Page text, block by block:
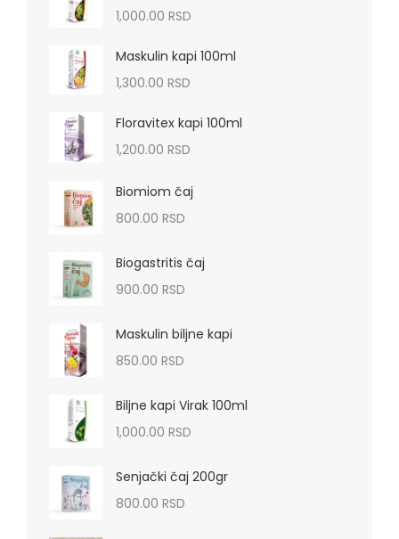
1,000.00 RSD
Maskulin kapi 100ml
1,300.00 RSD
Floravitex kapi 100ml
1,200.00 RSD
Biomiom čaj
800.00 RSD
Biogastritis čaj
900.00 RSD
Maskulin biljne kapi
850.00 RSD
Biljne kapi Virak 100ml
1,000.00 RSD
Senjački čaj 200gr
800.00 RSD